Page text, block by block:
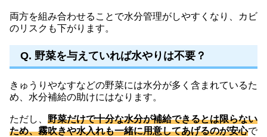
両方を組み合わせることで水分管理がしやすくなり、カビ
のリスクも下がります。
Q. 野菜を与えていれば水やりは不要？
きゅうりやなすなどの野菜には水分が多く含まれているた
め、水分補給の助けにはなります。
ただし、 野菜だけで十分な水分が補給できるとは限らない
ため、霧吹きや水入れも一緒に用意してあげるのが安心で